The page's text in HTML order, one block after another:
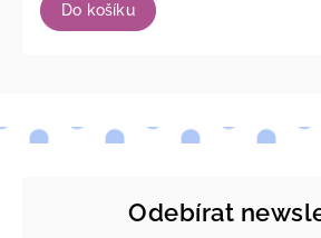
Do košíku
Odebírat